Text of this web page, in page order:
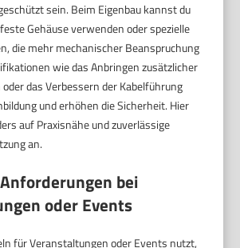
sein. Beim Eigenbau kannst du
Gehäuse verwenden oder spezielle
die mehr mechanischer Beanspruchung
wie das Anbringen zusätzlicher
das Verbessern der Kabelführung
und erhöhen die Sicherheit. Hier
auf Praxisnähe und zuverlässige
an.
bei
oder Events
für Veranstaltungen oder Events nutzt,